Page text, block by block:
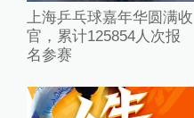
上海乒乓球嘉年华圆满收
官，累计125854人次报
名参赛